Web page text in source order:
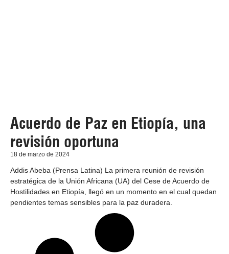
Acuerdo de Paz en Etiopía, una
revisión oportuna
18 de marzo de 2024
Addis Abeba (Prensa Latina) La primera reunión de revisión
estratégica de la Unión Africana (UA) del Cese de Acuerdo de
Hostilidades en Etiopía, llegó en un momento en el cual quedan
pendientes temas sensibles para la paz duradera.